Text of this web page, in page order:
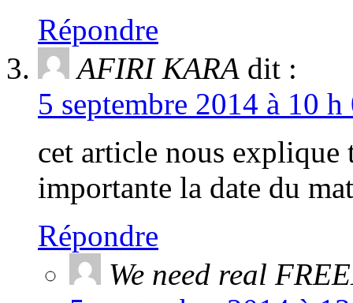
Répondre
AFIRI KARA dit :
5 septembre 2014 à 10
cet article nous
importante la date du
Répondre
We need real